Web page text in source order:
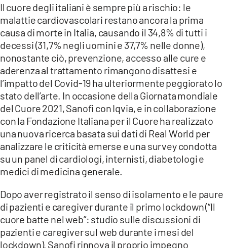
ILVIBONESE.IT
CATANZAROCHANNEL.IT
LACAPITALENEWS.IT
App
ANDROID
APPLE
Il cuore degli italiani è sempre più a rischio: le
malattie cardiovascolari restano ancora la prima
causa di morte in Italia, causando il 34,8% di tutti i
decessi (31,7% negli uomini e 37,7% nelle donne),
nonostante ciò, prevenzione, accesso alle cure e
aderenza al trattamento rimangono disattesi e
l’impatto del Covid-19 ha ulteriormente peggiorato lo
stato dell’arte. In occasione della Giornata mondiale
del Cuore 2021, Sanofi con Iqvia, e in collaborazione
con la Fondazione Italiana per il Cuore ha realizzato
una nuova ricerca basata sui dati di Real World per
analizzare le criticità emerse e una survey condotta
su un panel di cardiologi, internisti, diabetologi e
medici di medicina generale.
Dopo aver registrato il senso di isolamento e le paure
di pazienti e caregiver durante il primo lockdown (“Il
cuore batte nel web”: studio sulle discussioni di
pazienti e caregiver sul web durante i mesi del
lockdown), Sanofi rinnova il proprio impegno